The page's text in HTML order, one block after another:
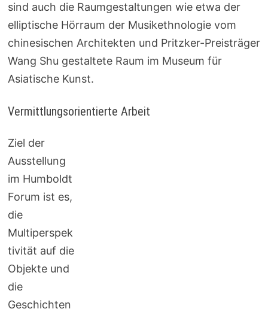
sind auch die Raumgestaltungen wie etwa der
elliptische Hörraum der Musikethnologie vom
chinesischen Architekten und Pritzker-Preisträger
Wang Shu gestaltete Raum im Museum für
Asiatische Kunst.
Vermittlungsorientierte Arbeit
Ziel der
Ausstellung
im Humboldt
Forum ist es,
die
Multiperspek
tivität auf die
Objekte und
die
Geschichten